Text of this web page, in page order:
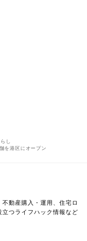
し
を港区にオープン
動産購入・運用、住宅ロ
つライフハック情報など